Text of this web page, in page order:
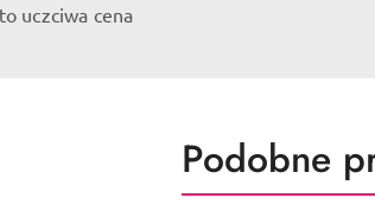
uczciwa cena
Produkty
Podobne